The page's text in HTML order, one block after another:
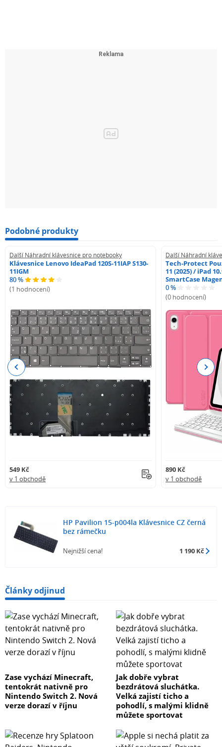
Podobné produkty
Další Náhradní klávesnice pro notebooky
Klávesnice Lenovo IdeaPad 120S-11IAP S130-
11IGM
80 %
(1 hodnocení)
549 Kč
v 1 obchodě
Další Náhradní
Tech-Protect
11 (2025) / iPad
SmartCase
0 %
(0 hodnocení)
890 Kč
v 1 obchodě
Previous Next
HP Pavilion 15-p004la Klávesnice CZ černá
bez rámečku
Nejnižší cena! 1 190 Kč
Články odjinud
Zase vychází Minecraft,
tentokrát nativně pro
Nintendo Switch 2. Nová
verze dorazí v říjnu
Jak dobře vybrat
bezdrátová sluchátka.
Velká zajistí ticho a
pohodlí, s malými klidně
můžete sportovat